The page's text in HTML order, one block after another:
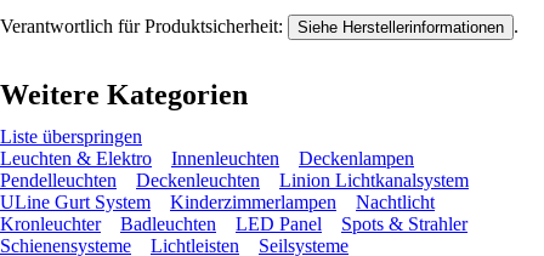
Verantwortlich für Produktsicherheit: Siehe Herstellerinformationen .
Weitere Kategorien
Liste überspringen
Leuchten & Elektro
Innenleuchten
Deckenlampen
Pendelleuchten
Deckenleuchten
Linion Lichtkanalsystem
ULine Gurt System
Kinderzimmerlampen
Nachtlicht
Kronleuchter
Badleuchten LED Panel
Spots & Strahler
Schienensysteme
Lichtleisten Seilsysteme